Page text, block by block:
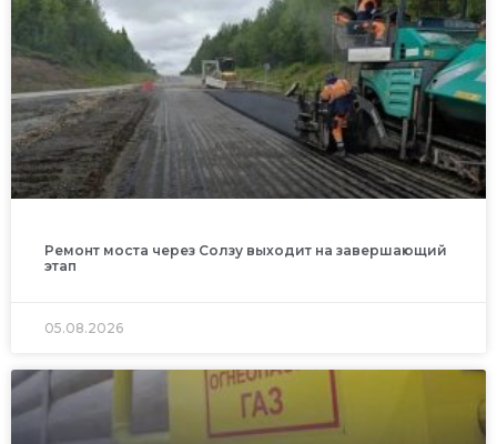
Ремонт моста через Солзу выходит на завершающий
этап
05.08.2026